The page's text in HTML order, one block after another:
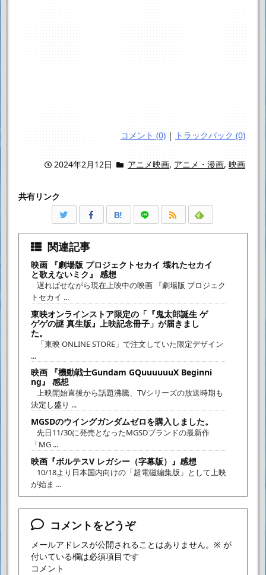
コメント (0) | トラックバック (0)
2024年2月12日 アニメ映画, アニメ・漫画, 映画
共有リンク
B!
関連記事
映画 『劇場版 プロジェクトセカイ 壊れたセカイ
と歌えないミク』 感想
遅ればせながら現在上映中の映画 『劇場版 プロジェク
トセカイ ...
東映オンラインストア限定の「『鬼太郎誕生 ゲ
ゲゲの謎 真生版』上映記念冊子」が届きまし
た。
「東映 ONLINE STORE」で注文していた限定デザイン
...
映画 『機動戦士Gundam GQuuuuuuX Beginni
ng』 感想
上映開始直後から話題沸騰、TVシリーズの放送時期も
決定し盛り ...
MGSDのウイングガンダムゼロを購入しました。
先日11/30に発売となったMGSDブランドの最新作
「MG ...
映画『ボルテスV レガシー（字幕版）』感想
10/18より日本国内向けの「超電磁編集版」として上映
が始ま ...
コメントをどうぞ
メールアドレスが公開されることはありません。 ※ が
付いている欄は必須項目です
コメント